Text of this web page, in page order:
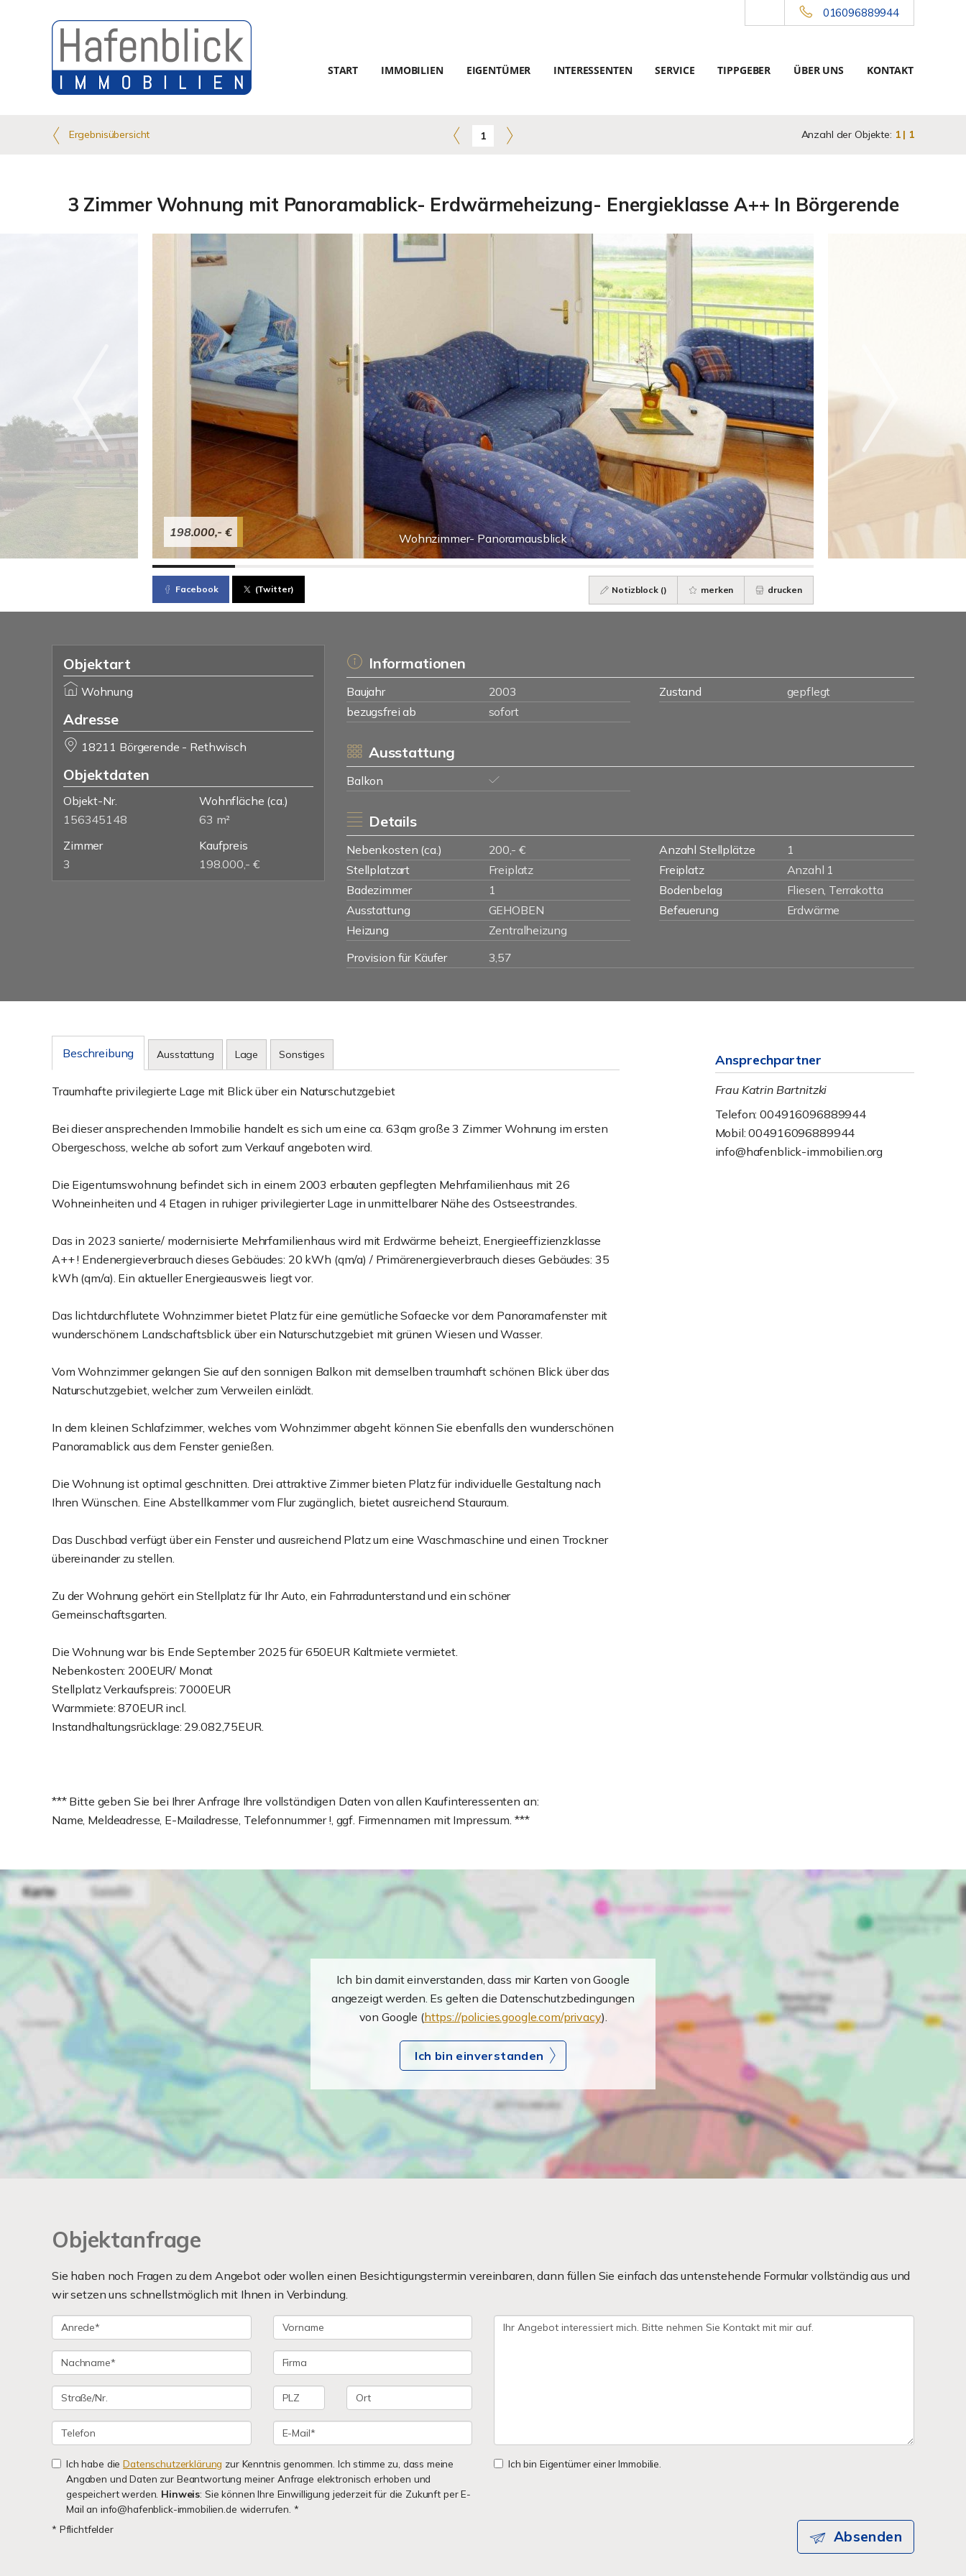
016096889944
START IMMOBILIEN EIGENTÜMER INTERESSENTEN SERVICE TIPPGEBER ÜBER UNS KONTAKT
Ergebnisübersicht 1 Anzahl der Objekte: 1 | 1
3 Zimmer Wohnung mit Panoramablick- Erdwärmeheizung- Energieklasse A++ In Börgerende
Wohnzimmer- Panoramausblick
198.000,- €
Facebook (Twitter) Notizblock () merken drucken
Objektart
Wohnung
Adresse
18211 Börgerende - Rethwisch
Objektdaten
Objekt-Nr.
156345148
Wohnfläche (ca.)
63 m²
Zimmer
3
Kaufpreis
198.000,- €
Informationen
Baujahr 2003 Zustand
gepflegt
bezugsfrei ab
sofort
Ausstattung
Balkon
Details
Nebenkosten (ca.) 200,- € Anzahl Stellplätze
1
Stellplatzart
Freiplatz Freiplatz
Anzahl 1
Badezimmer
1 Bodenbelag
Fliesen, Terrakotta
Ausstattung
GEHOBEN Befeuerung
Erdwärme
Heizung
Zentralheizung
Provision für Käufer
3,57
Beschreibung Ausstattung Lage Sonstiges
Traumhafte privilegierte Lage mit Blick über ein Naturschutzgebiet
Bei dieser ansprechenden Immobilie handelt es sich um eine ca. 63qm große 3 Zimmer Wohnung im ersten
Obergeschoss, welche ab sofort zum Verkauf angeboten wird.
Die Eigentumswohnung befindet sich in einem 2003 erbauten gepflegten Mehrfamilienhaus mit 26
Wohneinheiten und 4 Etagen in ruhiger privilegierter Lage in unmittelbarer Nähe des Ostseestrandes.
Das in 2023 sanierte/ modernisierte Mehrfamilienhaus wird mit Erdwärme beheizt, Energieeffizienzklasse
A++ ! Endenergieverbrauch dieses Gebäudes: 20 kWh (qm/a) / Primärenergieverbrauch dieses Gebäudes: 35
kWh (qm/a). Ein aktueller Energieausweis liegt vor.
Das lichtdurchflutete Wohnzimmer bietet Platz für eine gemütliche Sofaecke vor dem Panoramafenster mit
wunderschönem Landschaftsblick über ein Naturschutzgebiet mit grünen Wiesen und Wasser.
Vom Wohnzimmer gelangen Sie auf den sonnigen Balkon mit demselben traumhaft schönen Blick über das
Naturschutzgebiet, welcher zum Verweilen einlädt.
In dem kleinen Schlafzimmer, welches vom Wohnzimmer abgeht können Sie ebenfalls den wunderschönen
Panoramablick aus dem Fenster genießen.
Die Wohnung ist optimal geschnitten. Drei attraktive Zimmer bieten Platz für individuelle Gestaltung nach
Ihren Wünschen. Eine Abstellkammer vom Flur zugänglich, bietet ausreichend Stauraum.
Das Duschbad verfügt über ein Fenster und ausreichend Platz um eine Waschmaschine und einen Trockner
übereinander zu stellen.
Zu der Wohnung gehört ein Stellplatz für Ihr Auto, ein Fahrradunterstand und ein schöner
Gemeinschaftsgarten.
Die Wohnung war bis Ende September 2025 für 650EUR Kaltmiete vermietet.
Nebenkosten: 200EUR/ Monat
Stellplatz Verkaufspreis: 7000EUR
Warmmiete: 870EUR incl.
Instandhaltungsrücklage: 29.082,75EUR.
*** Bitte geben Sie bei Ihrer Anfrage Ihre vollständigen Daten von allen Kaufinteressenten an:
Name, Meldeadresse, E-Mailadresse, Telefonnummer !, ggf. Firmennamen mit Impressum. ***
Ansprechpartner
Frau Katrin Bartnitzki
Telefon: 004916096889944
Mobil: 004916096889944
info@hafenblick-immobilien.org
Ich bin damit einverstanden, dass mir Karten von Google
angezeigt werden. Es gelten die Datenschutzbedingungen
von Google (https://policies.google.com/privacy).
Ich bin einverstanden
Objektanfrage
Sie haben noch Fragen zu dem Angebot oder wollen einen Besichtigungstermin vereinbaren, dann füllen Sie einfach das untenstehende Formular vollständig aus und
wir setzen uns schnellstmöglich mit Ihnen in Verbindung.
Ich habe dieDatenschutzerklärung zur Kenntnis genommen. Ich stimme zu, dass meine
Angaben und Daten zur Beantwortung meiner Anfrage elektronisch erhoben und
gespeichert werden. Hinweis: Sie können Ihre Einwilligung jederzeit für die Zukunft per E-
Mail an info@hafenblick-immobilien.de widerrufen. *
Ich bin Eigentümer einer Immobilie.
* Pflichtfelder Absenden